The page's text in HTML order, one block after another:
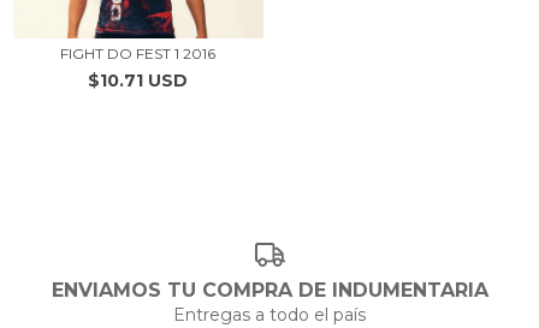
FIGHT DO FEST 1 2016
$10.71 USD
ENVIAMOS TU COMPRA DE INDUMENTARIA
Entregas a todo el país